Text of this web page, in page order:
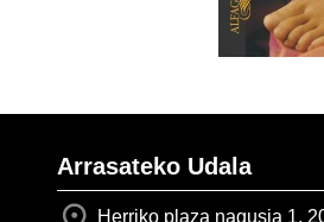
Arrasateko Udala
Herriko plaza nagusia 1,